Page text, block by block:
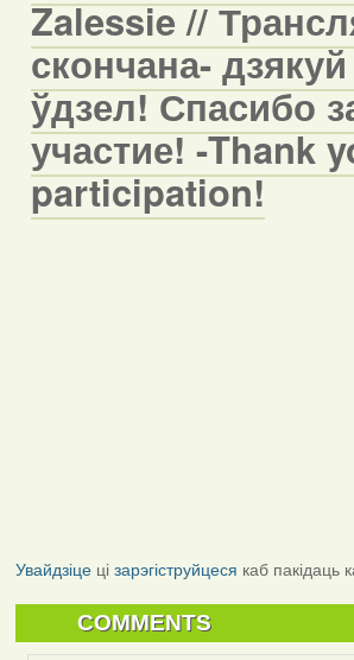
Zalessie //
скончана-
ўдзел! Спасибо
участие! -Thank
participation!
Увайдзіцеці зарэгіструйцеся каб пакідаць
COMMENTS